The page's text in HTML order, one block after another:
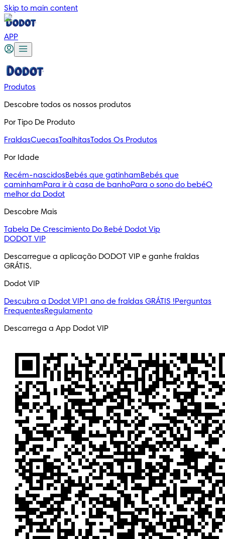
Skip to main content
APP
Produtos
Descobre todos os nossos produtos
Por Tipo De Produto
FraldasCuecasToalhitasTodos Os Produtos
Por Idade
Recém-nascidosBebés que gatinhamBebés que
caminhamPara ir à casa de banhoPara o sono do bebéO
melhor da Dodot
Descobre Mais
Tabela De Crescimiento Do Bebé Dodot Vip
DODOT VIP
Descarregue a aplicação DODOT VIP e ganhe fraldas
GRÁTIS.
Dodot VIP
Descubra a Dodot VIP1 ano de fraldas GRÁTIS !Perguntas
FrequentesRegulamento
Descarrega a App Dodot VIP